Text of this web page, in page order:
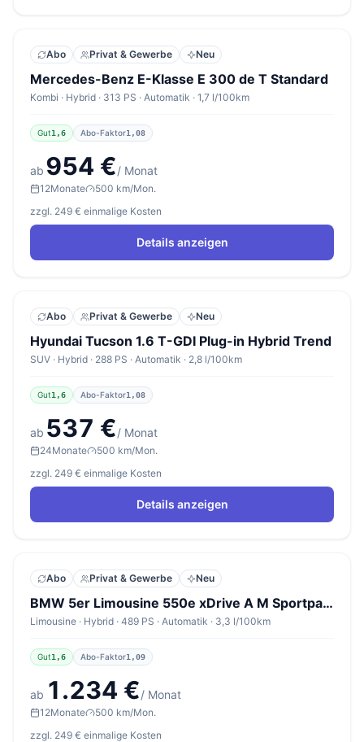
Abo Privat & Gewerbe Neu
Mercedes-Benz E-Klasse E 300 de T Standard
Kombi · Hybrid · 313 PS · Automatik · 1,7 l/100km
Gut1,6 Abo-Faktor1,08
ab 954 €/ Monat
12Monate
500 km/Mon.
zzgl. 249 € einmalige Kosten
Details anzeigen
Abo Privat & Gewerbe Neu
Hyundai Tucson 1.6 T-GDI Plug-in Hybrid Trend
SUV · Hybrid · 288 PS · Automatik · 2,8 l/100km
Gut1,6 Abo-Faktor1,08
ab 537 €/ Monat
24Monate
500 km/Mon.
zzgl. 249 € einmalige Kosten
Details anzeigen
Abo Privat & Gewerbe Neu
BMW 5er Limousine 550e xDrive A M Sportpaket Pro
Limousine · Hybrid · 489 PS · Automatik · 3,3 l/100km
Gut1,6 Abo-Faktor1,09
ab 1.234 €/ Monat
12Monate
500 km/Mon.
zzgl. 249 € einmalige Kosten